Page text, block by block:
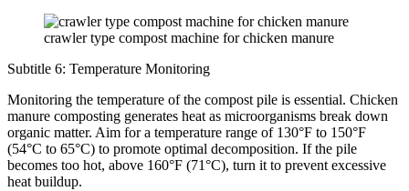
crawler type compost machine for chicken manure
Subtitle 6: Temperature Monitoring
Monitoring the temperature of the compost pile is essential. Chicken
manure composting generates heat as microorganisms break down
organic matter. Aim for a temperature range of 130°F to 150°F
(54°C to 65°C) to promote optimal decomposition. If the pile
becomes too hot, above 160°F (71°C), turn it to prevent excessive
heat buildup.